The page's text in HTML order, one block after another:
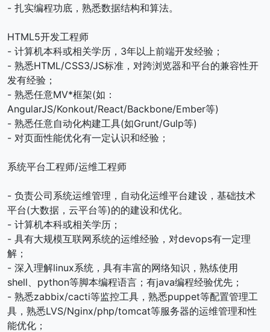
- 扎实编程功底，熟悉数据结构和算法。
HTML5开发工程师
- 计算机本科或相关学历，3年以上前端开发经验；
- 熟悉HTML/CSS3/JS标准，对跨浏览器和平台的兼容性开
发有经验；
- 熟悉任意MV*框架(如：
AngularJS/Konkout/React/Backbone/Ember等)
- 熟悉任意自动化构建工具(如Grunt/Gulp等)
- 对页面性能优化有一定认识和经验；
系统平台工程师/运维工程师
- 负责公司系统运维管理，自动化运维平台建设，基础技术
平台(大数据，云平台等)的的建设和优化。
- 计算机本科或相关学历；
- 具有大规模互联网系统的运维经验，对devops有一定理
解；
- 深入理解linux系统，具有丰富的网络知识，熟练使用
shell、python等脚本编程语言；有java编程经验优先；
- 熟悉zabbix/cacti等监控工具，熟悉puppet等配置管理工
具，熟悉LVS/Nginx/php/tomcat等服务器的运维管理和性
能优化；